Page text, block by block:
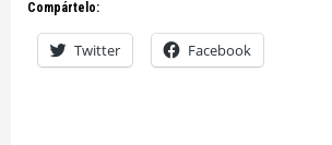
Compártelo:
Twitter Facebook